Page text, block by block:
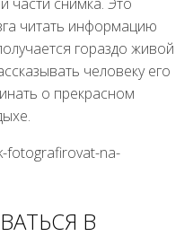
читать информацию
гораздо живой
человеку его
о прекрасном
fotografirovat-na-
В